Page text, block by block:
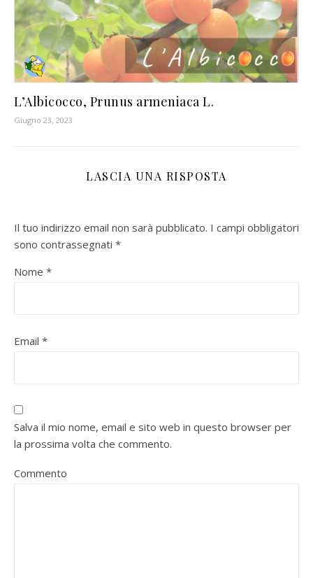
L’Albicocco, Prunus armeniaca L.
Giugno 23, 2023
LASCIA UNA RISPOSTA
Il tuo indirizzo email non sarà pubblicato. I campi obbligatori
sono contrassegnati *
Nome *
Email *
Salva il mio nome, email e sito web in questo browser per
la prossima volta che commento.
Commento